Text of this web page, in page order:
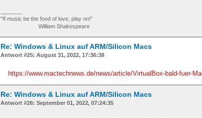
"If music be the food of love, play on!”
William Shakespeare
Re: Windows & Linux auf ARM/Silicon Macs
Antwort #25: August 31, 2022, 17:36:38
https://www.mactechnews.de/news/article/VirtualBox-bald-fuer-
Re: Windows & Linux auf ARM/Silicon Macs
Antwort #26: September 01, 2022, 07:24:35